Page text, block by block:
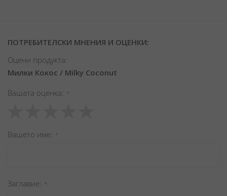
ПОТРЕБИТЕЛСКИ МНЕНИЯ И ОЦЕНКИ:
Оцени продукта:
Милки Кокос / Milky Coconut
Вашата оценка
star
stars
stars
stars
stars
Вашето име
Заглавиe